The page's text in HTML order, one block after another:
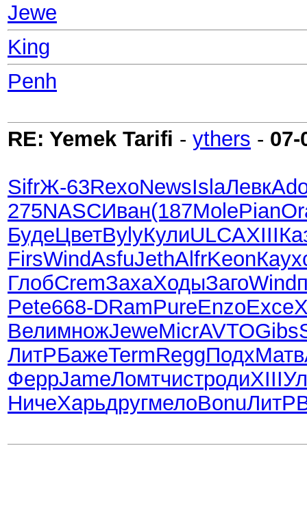
Jewe
King
Penh
RE: Yemek Tarifi - ythers - 07-
SifrЖ-63RexoNewsIslaЛевк
275NASCИван(187MolePian
БудеЦветBylyКулиULCAXIII
FirsWindAsfuJethAlfrKeonКаух
ГлобCremЗахаХодыЗагоWind
Pete668-DRamPureEnzoExce
ВелимножJeweMicrAVTOGibs
ЛитРБажеTermReggПодхМатв
ФеррJameЛомтчистродиXIII
НичеХарьдругмелоBonuЛитР